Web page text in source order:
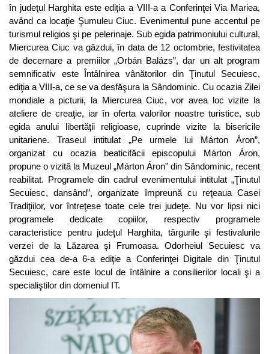
în judeţul Harghita este ediţia a VIII-a a Conferinţei Via Mariea,
având ca locaţie Şumuleu Ciuc. Evenimentul pune accentul pe
turismul religios şi pe pelerinaje. Sub egida patrimoniului cultural,
Miercurea Ciuc va găzdui, în data de 12 octombrie, festivitatea
de decernare a premiilor „Orbán Balázs”, dar un alt program
semnificativ este Întâlnirea vânătorilor din Ţinutul Secuiesc,
ediţia a VIII-a, ce se va desfăşura la Sândominic. Cu ocazia Zilei
mondiale a picturii, la Miercurea Ciuc, vor avea loc vizite la
ateliere de creaţie, iar în oferta valorilor noastre turistice, sub
egida anului libertăţii religioase, cuprinde vizite la bisericile
unitariene. Traseul intitulat „Pe urmele lui Márton Áron”,
organizat cu ocazia beaticifăcii episcopului Márton Áron,
propune o vizită la Muzeul „Márton Áron” din Sândominic, recent
reabilitat. Programele din cadrul evenimentului intitulat „Ţinutul
Secuiesc, dansând”, organizate împreună cu reţeaua Casei
Tradiţiilor, vor întreţese toate cele trei judeţe. Nu vor lipsi nici
programele dedicate copiilor, respectiv programele
caracteristice pentru judeţul Harghita, târgurile şi festivalurile
verzei de la Lăzarea şi Frumoasa. Odorheiul Secuiesc va
găzdui cea de-a 6-a ediţie a Conferinţei Digitale din Ţinutul
Secuiesc, care este locul de întâlnire a consilierilor locali şi a
specialiştilor din domeniul IT.